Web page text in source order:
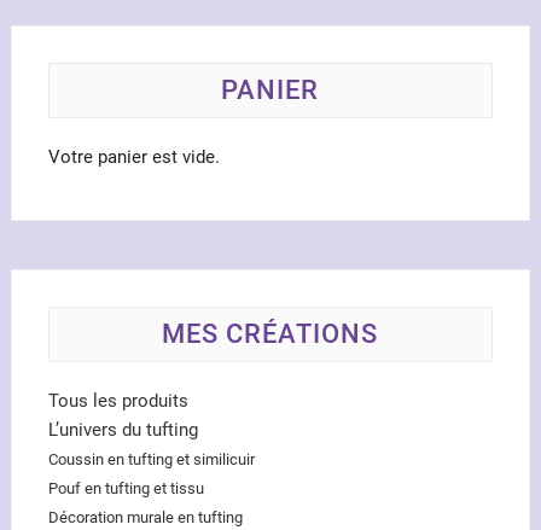
choisies
la
PANIER
Votre panier est vide.
MES CRÉATIONS
Tous les produits
L’univers du tufting
Coussin en tufting et similicuir
Pouf en tufting et tissu
Décoration murale en tufting